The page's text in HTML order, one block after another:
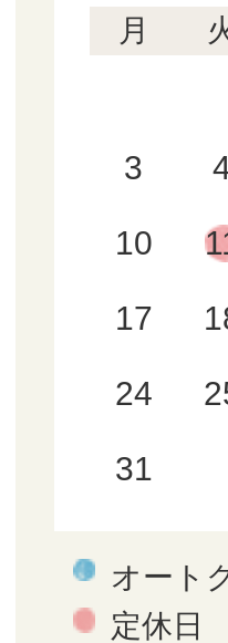
月
3
10
17
24
31
オート
定休日